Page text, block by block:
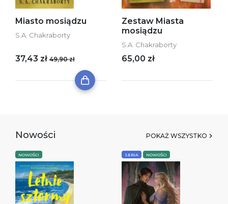
Miasto mosiądzu
S.A. Chakraborty
37,43 zł 49,90 zł
Zestaw Miasta
mosiądzu
S.A. Chakraborty
65,00 zł
Nowości POKAŻ WSZYSTKO
NOWOŚCI SERIA NOWOŚCI